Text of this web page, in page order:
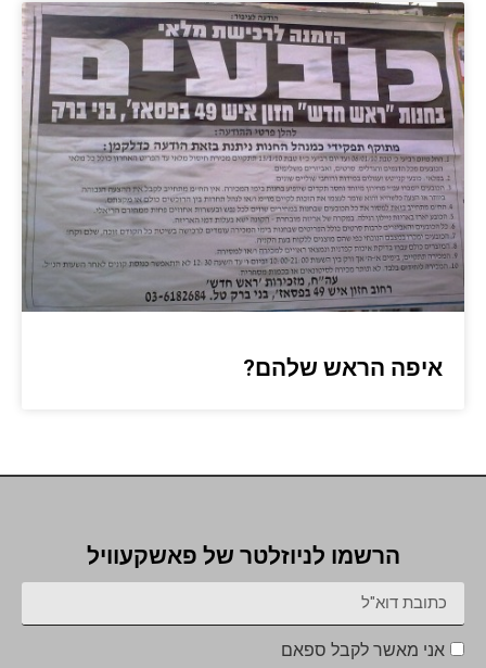
איפה הראש שלהם?
הרשמו לניוזלטר של פאשקעוויל
אני מאשר לקבל ספאם